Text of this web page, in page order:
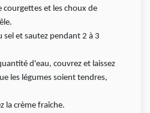
courgettes et les choux de
sel et sautez pendant 2 à 3
d'eau, couvrez et laissez
les légumes soient tendres,
la crème fraîche.